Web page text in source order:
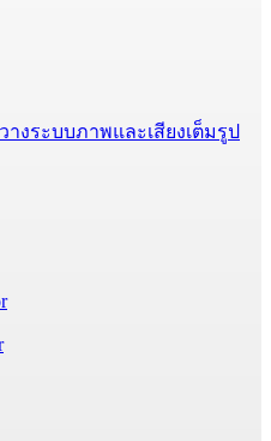
างระบบภาพและเสียงเต็มรูป